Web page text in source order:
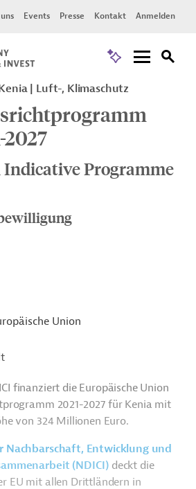
Events Presse Kontakt Anmelden
Luft-, Klimaschutz
2027
Programme
Union
finanziert die Europäische Union
2021-2027 für Kenia mit
von 324 Millionen Euro.
Entwicklung und
(NDICI) deckt die
EU mit allen Drittländern in